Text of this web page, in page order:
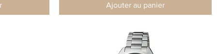
Ajouter au panier